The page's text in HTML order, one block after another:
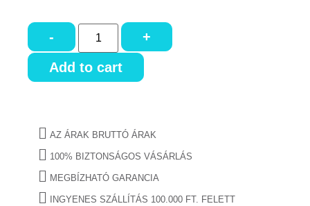
-
+
Add to cart
AZ ÁRAK BRUTTÓ ÁRAK
100% BIZTONSÁGOS VÁSÁRLÁS
MEGBÍZHATÓ GARANCIA
INGYENES SZÁLLÍTÁS 100.000 FT. FELETT